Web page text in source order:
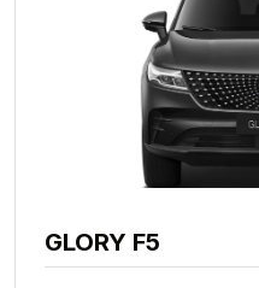
GLORY F5